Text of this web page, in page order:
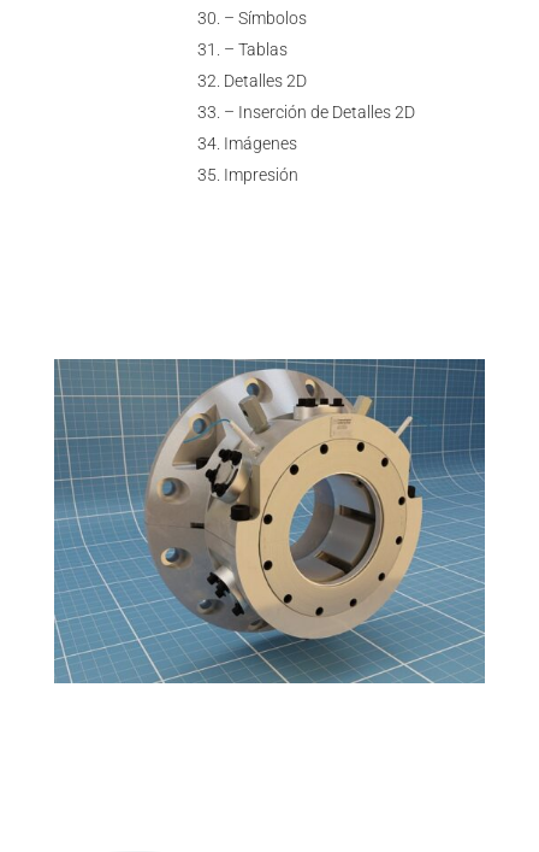
– Símbolos
– Tablas
Detalles 2D
– Inserción de Detalles 2D
Imágenes
Impresión